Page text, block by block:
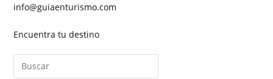
info@guiaenturismo.com
Encuentra tu destino